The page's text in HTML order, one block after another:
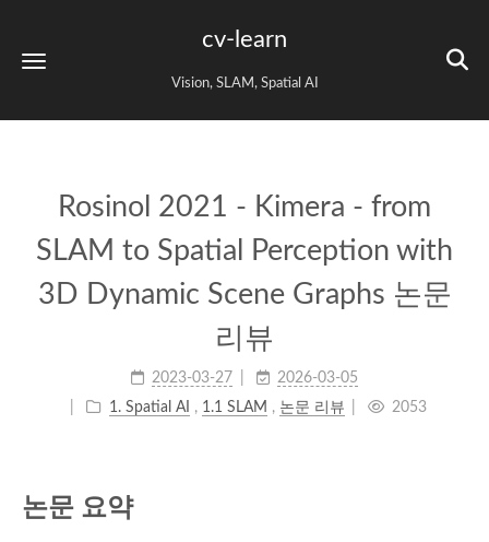
cv-learn
Vision, SLAM, Spatial AI
Rosinol 2021 - Kimera - from
SLAM to Spatial Perception with
3D Dynamic Scene Graphs 논문
리뷰
2023-03-27
2026-03-05
1. Spatial AI , 1.1 SLAM , 논문 리뷰 2053
논문 요약